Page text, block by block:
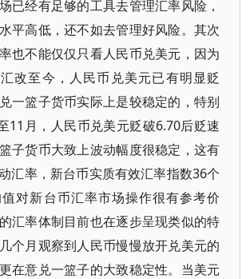
已经有足够的工具去管理汇率风险，
平高低，还不如去管理好风险。其次
也不能仅仅只看人民币兑美元，因为
改至今，人民币兑美元已有明显贬
一篮子货币实际上是较稳定的，特别
11月，人民币兑美元贬破6.70后贬速
子货币大致上波动幅度很稳定，这有
汇率，新台币实质有效汇率指数36个
对新台币汇率市场操作很有参考价
汇率体制目前也在逐步呈现类似的特
个月观察到人民币慢慢放开兑美元的
在意兑一篮子的大致稳定性。当美元